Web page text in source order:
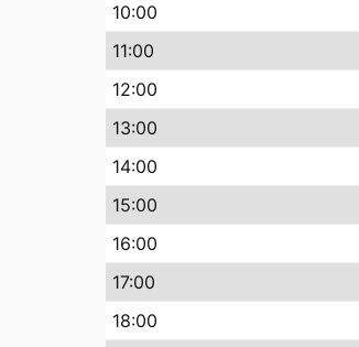
10:00
11:00
12:00
13:00
14:00
15:00
16:00
17:00
18:00